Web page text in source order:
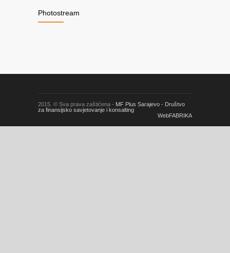
Photostream
2015. © Sva prava zaštićena - MF Plus Sarajevo - Društvo
za finansijsko savjetovanje i konsalting
WebFABRIKA